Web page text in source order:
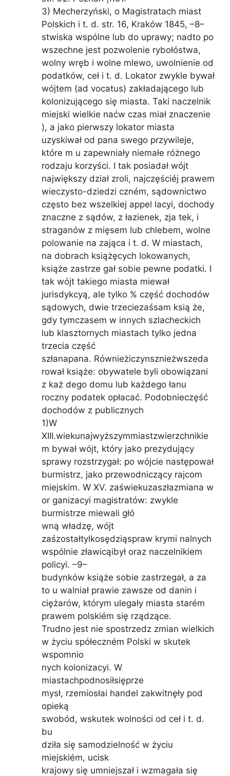
3) Mecherzyński, o Magistratach miast
Polskich i t. d. str. 16, Kraków 1845, –8–
stwiska wspólne lub do uprawy; nadto po
wszechne jest pozwolenie rybołóstwa,
wolny wręb i wolne mlewo, uwolnienie od
podatków, ceł i t. d. Lokator zwykle bywał
wójtem (ad vocatus) zakładającego lub
kolonizującego się miasta. Taki naczelnik
miejski wielkie naćw czas miał znaczenie
), a jako pierwszy lokator miasta
uzyskiwał od pana swego przywileje,
które m u zapewniały niemałe różnego
rodzaju korzyści. I tak posiadał wójt
największy dział zroli, najczęściéj prawem
wieczysto-dziedzi czném, sądownictwo
często bez wszelkiej appel lacyi, dochody
znaczne z sądów, z łazienek, zja tek, i
straganów z mięsem lub chlebem, wolne
polowanie na zająca i t. d. W miastach,
na dobrach książęcych lokowanych,
książe zastrze gał sobie pewne podatki. I
tak wójt takiego miasta miewał
jurisdykcyą, ale tylko % część dochodów
sądowych, dwie trzeciezaśsam ksią że,
gdy tymczasem w innych szlacheckich
lub klasztornych miastach tylko jedna
trzecia część
szłanapana. Równieżiczynsznieżwszeda
rował książe: obywatele byli obowiązani
z każ dego domu lub każdego łanu
roczny podatek opłacać. Podobnieczęść
dochodów z publicznych
1)W
XIII.wiekunajwyższymmiastzwierzchnikie
m bywał wójt, który jako prezydujący
sprawy rozstrzygał: po wójcie następował
burmistrz, jako przewodniczący rajcom
miejskim. W XV. zaświekuzaszłazmiana w
or ganizacyi magistratów: zwykle
burmistrze miewali głó
wną władzę, wójt
zaśzostałtylkosędziąspraw krymi nalnych
wspólnie zławicąibył oraz naczelnikiem
policyi. –9–
budynków książe sobie zastrzegał, a za
to u walniał prawie zawsze od danin i
ciężarów, którym ulegały miasta starém
prawem polskiém się rządzące.
Trudno jest nie spostrzedz zmian wielkich
w życiu spółeczném Polski w skutek
wspomnio
nych kolonizacyi. W
miastachpodnosiłsięprze
mysł, rzemiosłai handel zakwitnęły pod
opieką
swobód, wskutek wolności od ceł i t. d.
bu
dziła się samodzielność w życiu
miejskiém, ucisk
krajowy się umniejszał i wzmagała się